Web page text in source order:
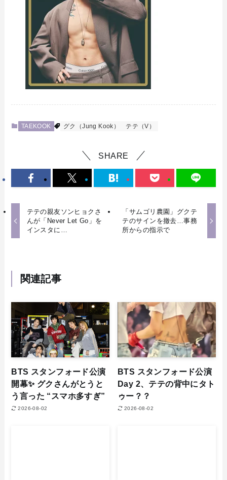
TAEKOOK グク（Jung Kook） テテ（V）
SHARE
テテの親友ソンヒョクさ
んが「Never Let Go」を
インスタに…
「サムゴリ農園」グクテ
テのサインを撤去…事務
所からの指示で
関連記事
BTS スタンフォード公演
開幕✨ グクさんがとうと
う言った “スマホ多すぎ”
2026-08-02
BTS スタンフォード公演
Day 2、テテの背中にタト
ゥー？？
2026-08-02